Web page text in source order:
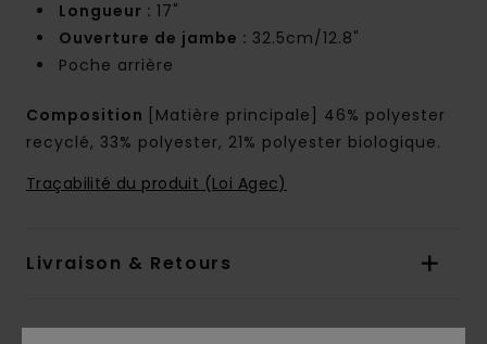
Longueur : 17"
Ouverture de jambe : 32.5cm/12.8"
Poche arrière
Composition
[Matière principale] 46% polyester
recyclé, 33% polyester, 21% polyester biologique.
Traçabilité du produit (Loi Agec)
Livraison & Retours